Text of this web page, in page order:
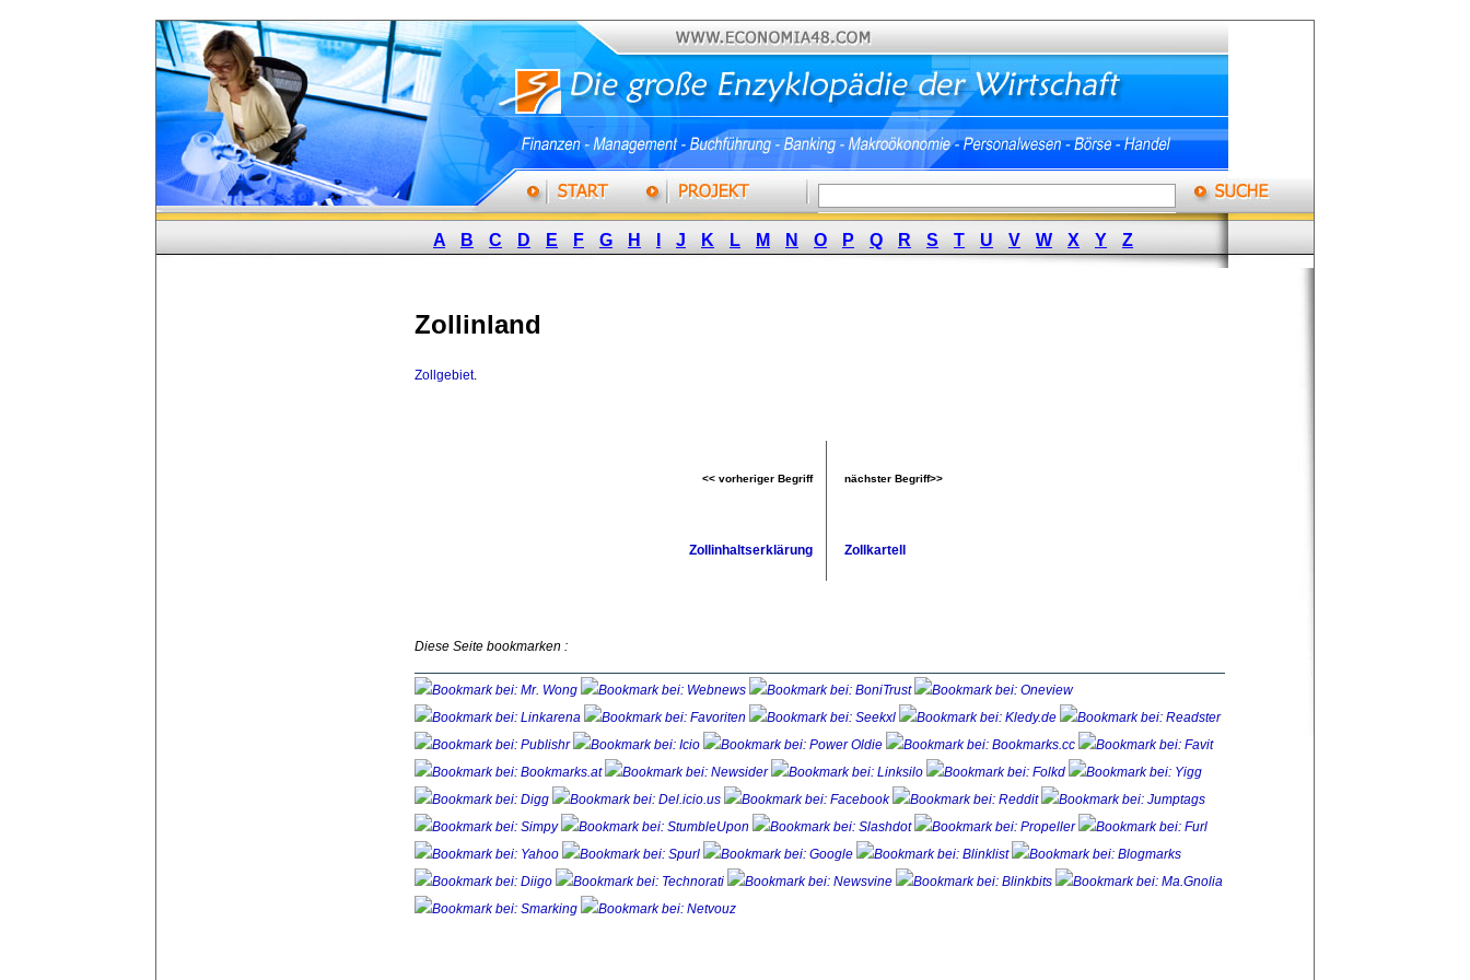
A B C D E F G H J K L M N O P Q R S T U V W X Y Z
Zollinland
Zollgebiet.
<< vorheriger Begriff nächster Begriff>>
Zollinhaltserklärung Zollkartell
Diese Seite bookmarken :